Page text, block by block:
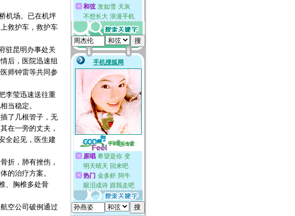
机场。已在机坪
救护车，救护车
驻昆明办事处关
后，医院迅速组
师钟雷等共同参
李莹迅速送往重
当稳定。
了几根管子，无
在一旁的丈夫，
全起见，医生建
折，肺有挫伤，
的治疗方案。
、胸椎多处骨
空公司破例通过